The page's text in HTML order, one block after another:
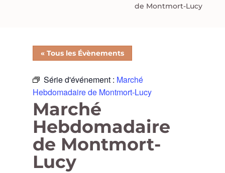
de Montmort-Lucy
« Tous les Évènements
Série d'événement : Marché
Hebdomadaire de Montmort-Lucy
Marché
Hebdomadaire
de Montmort-
Lucy